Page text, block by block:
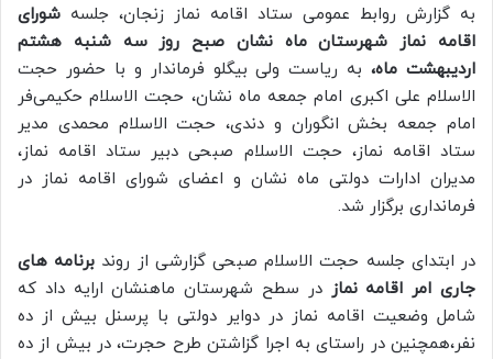
به گزارش روابط عمومی ستاد اقامه نماز زنجان، جلسه شورای
اقامه نماز شهرستان ماه نشان صبح روز سه شنبه هشتم
اردیبهشت ماه،به ریاست ولی بیگلو فرماندار و با حضور حجت
الاسلام علی اکبری امام جمعه ماه نشان، حجت الاسلام حکیمی‌فر
امام جمعه بخش انگوران و دندی، حجت الاسلام محمدی مدیر
ستاد اقامه نماز، حجت الاسلام صبحی دبیر ستاد اقامه نماز،
مدیران ادارات دولتی ماه نشان و اعضای شورای اقامه نماز در
فرمانداری برگزار شد.
در ابتدای جلسه حجت الاسلام صبحی گزارشی از روند برنامه های
جاری امر اقامه نماز در سطح شهرستان ماهنشان ارایه داد که
شامل وضعیت اقامه نماز در دوایر دولتی با پرسنل بیش از ده
نفر،همچنین در راستای به اجرا گزاشتن طرح حجرت، در بیش از ده